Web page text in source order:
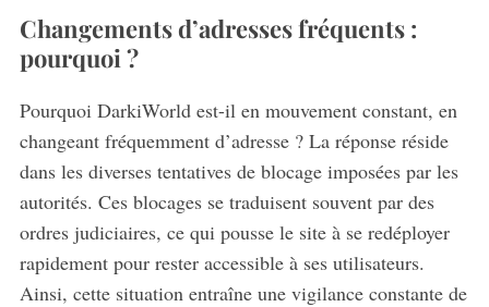
Changements d’adresses fréquents :
pourquoi ?
Pourquoi DarkiWorld est-il en mouvement constant, en
changeant fréquemment d’adresse ? La réponse réside
dans les diverses tentatives de blocage imposées par les
autorités. Ces blocages se traduisent souvent par des
ordres judiciaires, ce qui pousse le site à se redéployer
rapidement pour rester accessible à ses utilisateurs.
Ainsi, cette situation entraîne une vigilance constante de